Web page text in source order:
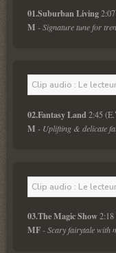
01.Suburban Living
M - Signature tune for
Clip audio : Le
02.Fantasy Land
M - Uplifting & delicate
Clip audio : Le
03.The Magic Show
MF - Scary fairytale with